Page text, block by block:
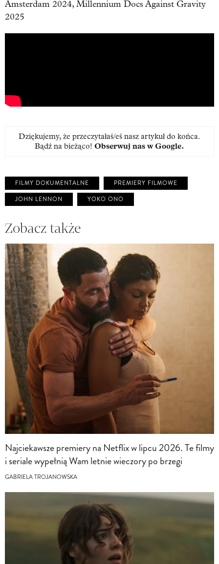
Amsterdam 2024, Millennium Docs Against Gravity
2025
Dziękujemy, że przeczytałaś/eś nasz artykuł do końca.
Bądź na bieżąco! Obserwuj nas w Google.
FILMY DOKUMENTALNE
PREMIERY FILMOWE
JOHN LENNON
YOKO ONO
Zobacz także
Najciekawsze premiery na Netflix w lipcu 2026. Te filmy
i seriale wypełnią Wam letnie wieczory po brzegi
GABRIELA TROJANOWSKA